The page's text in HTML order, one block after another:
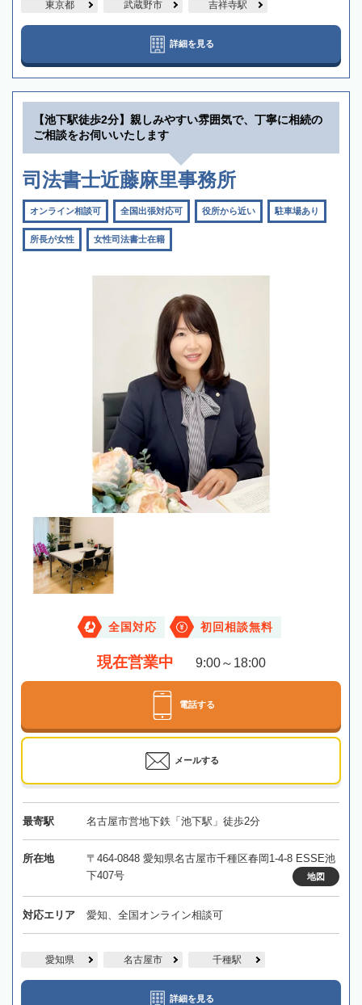
東京都 武蔵野市 吉祥寺駅
詳細を見る
【池下駅徒歩2分】親しみやすい雰囲気で、丁寧に相続の
ご相談をお伺いいたします
司法書士近藤麻里事務所
オンライン相談可 全国出張対応可 役所から近い 駐車場あり
所長が女性 女性司法書士在籍
全国対応 初回相談無料
現在営業中 9:00～18:00
電話する
メールする
最寄駅 名古屋市営地下鉄「池下駅」徒歩2分
所在地
〒464-0848 愛知県名古屋市千種区春岡1-4-8 ESSE池
下407号
地図
対応エリア 愛知、全国オンライン相談可
愛知県 名古屋市 千種駅
詳細を見る